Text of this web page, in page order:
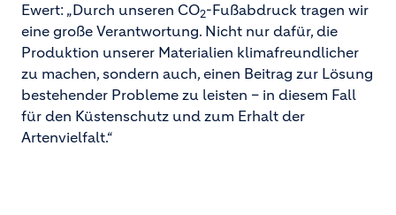
Ewert: „Durch unseren CO2-Fußabdruck tragen wir
eine große Verantwortung. Nicht nur dafür, die
Produktion unserer Materialien klimafreundlicher
zu machen, sondern auch, einen Beitrag zur Lösung
bestehender Probleme zu leisten – in diesem Fall
für den Küstenschutz und zum Erhalt der
Artenvielfalt.“